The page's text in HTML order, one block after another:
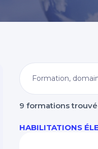
Formation
9 formations
HABILITATIONS